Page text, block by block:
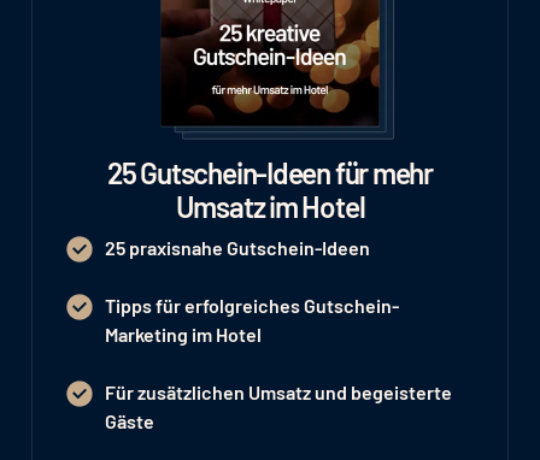
25 Gutschein-Ideen für mehr
Umsatz im Hotel
25 praxisnahe Gutschein-Ideen
Tipps für erfolgreiches Gutschein-
Marketing im Hotel
Für zusätzlichen Umsatz und begeisterte
Gäste